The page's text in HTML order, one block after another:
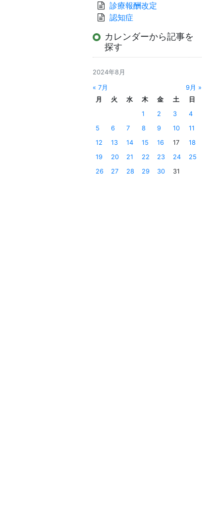
診療報酬改定
認知症
カレンダーから記事を
探す
2024年8月
« 7月
9月 »
月
火 水 木 金 土
日
1
2 3
4
5
6 7 8 9 10
11
12
13 14 15 16 17
18
19
20 21 22 23 24
25
26
27 28 29 30 31